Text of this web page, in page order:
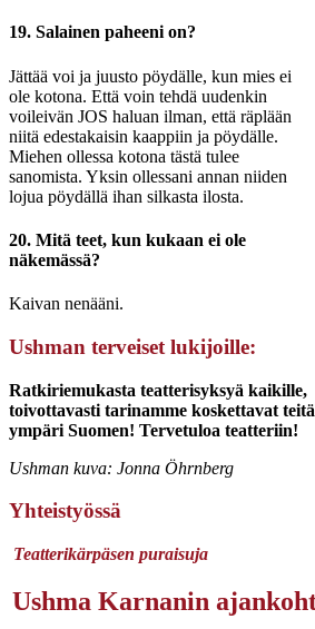
19. Salainen paheeni on?
Jättää voi ja juusto pöydälle, kun mies ei
ole kotona. Että voin tehdä uudenkin
voileivän JOS haluan ilman, että räplään
niitä edestakaisin kaappiin ja pöydälle.
Miehen ollessa kotona tästä tulee
sanomista. Yksin ollessani annan niiden
lojua pöydällä ihan silkasta ilosta.
20. Mitä teet, kun kukaan ei ole
näkemässä?
Kaivan nenääni.
Ushman terveiset lukijoille:
Ratkiriemukasta teatterisyksyä kaikille,
toivottavasti tarinamme koskettavat teitä
ympäri Suomen! Tervetuloa teatteriin!
Ushman kuva: Jonna Öhrnberg
Yhteistyössä
Teatterikärpäsen puraisuja
Ushma Karnanin